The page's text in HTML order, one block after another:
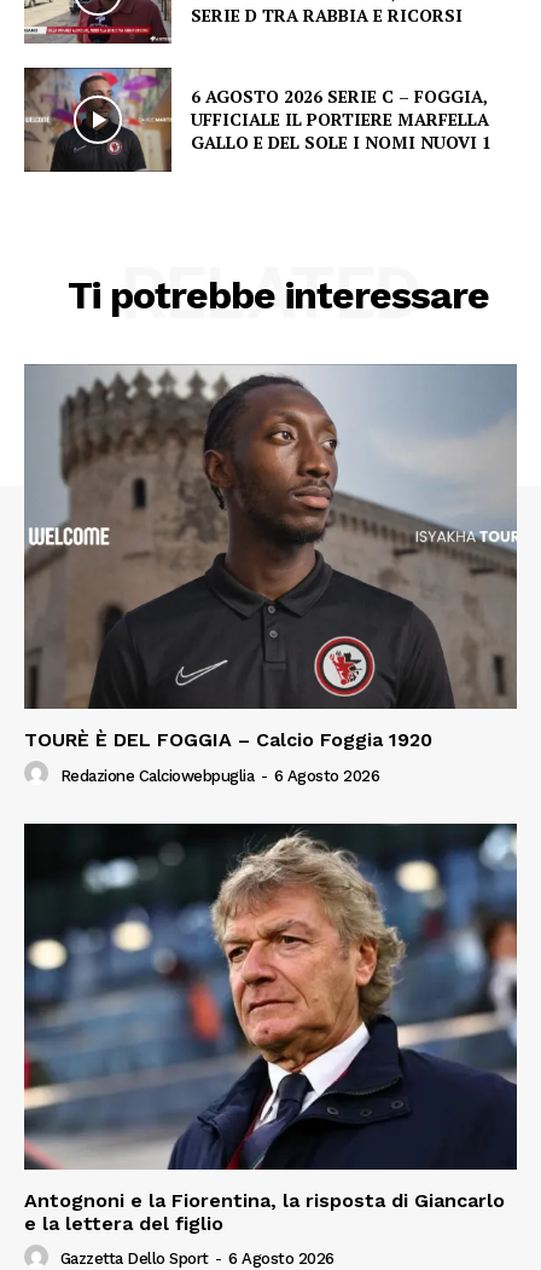
SERIE D TRA RABBIA E RICORSI
6 AGOSTO 2026 SERIE C – FOGGIA,
UFFICIALE IL PORTIERE MARFELLA
GALLO E DEL SOLE I NOMI NUOVI 1
Ti potrebbe interessare
RELATED
TOURÈ È DEL FOGGIA – Calcio Foggia 1920
Redazione Calciowebpuglia - 6 Agosto 2026
Antognoni e la Fiorentina, la risposta di Giancarlo
e la lettera del figlio
Gazzetta Dello Sport - 6 Agosto 2026